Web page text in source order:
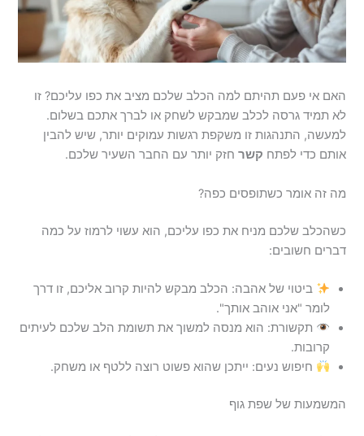
האם אי פעם תהיתם למה הכלב שלכם מציב את כפו עליכם? זו
לא תמיד גרסה לכלב שמבקש לשחק או לברך אתכם בשלום.
למעשה, התנהגות זו משקפת רגשות עמוקים יותר, שיש להבין
אותם כדי לפתח קשר חזק יותר עם החבר השעיר שלכם.
מה זה אומר כשתופסים כפה?
כשהכלב שלכם מניח את כפו עליכם, הוא עשוי לרמוז על כמה
דברים חשובים:
ביטוי של אהבה: הכלב מבקש להיות קרוב אליכם, זו דרך
לומר "אני אוהב אותך".
תקשורת: הוא מנסה למשוך את תשומת הלב שלכם לעיתים
קרובות.
חיפוש נעים: ייתכן שהוא פשוט רוצה ללטף או משחק.
המשמעות של שפת גוף